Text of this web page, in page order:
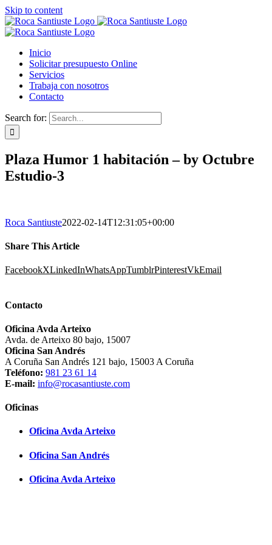
Skip to content
Inicio
Solicitar presupuesto Online
Servicios
Trabaja con nosotros
Contacto
Search for:
Plaza Humor 1 habitación – by Octubre
Estudio-3
Roca Santiuste2022-02-14T12:31:05+00:00
Share This Article
FacebookXLinkedInWhatsAppTumblrPinterestVkEmail
Contacto
Oficina Avda Arteixo
Avda. de Arteixo 80 bajo, 15007
Oficina San Andrés
A Coruña San Andrés 121 bajo, 15003 A Coruña
Teléfono: 981 23 61 14
E-mail: info@rocasantiuste.com
Oficinas
Oficina Avda Arteixo
Oficina San Andrés
Oficina Avda Arteixo